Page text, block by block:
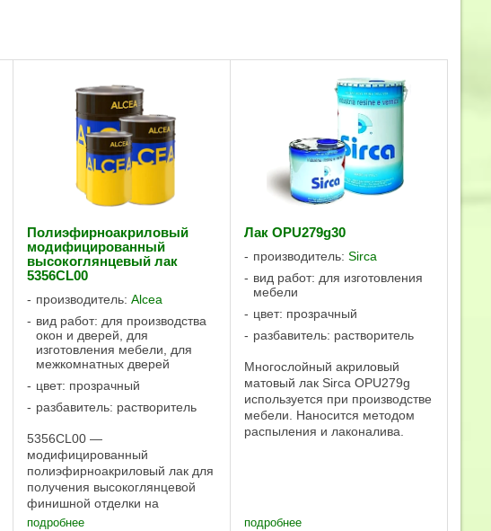
Полиэфирноакриловый
модифицированный
высокоглянцевый лак
5356CL00
производитель: Alcea
вид работ: для производства
окон и дверей, для
изготовления мебели, для
межкомнатных дверей
цвет: прозрачный
разбавитель: растворитель
5356CL00 —
модифицированный
полиэфирноакриловый лак для
получения высокоглянцевой
финишной отделки на
мебельных деталях, фасадах,
подробнее
Лак OPU279g30
производитель: Sirca
вид работ: для изготовления
мебели
цвет: прозрачный
разбавитель: растворитель
Многослойный акриловый
матовый лак Sirca OPU279g
используется при производстве
мебели. Наносится методом
распыления и лаконалива.
подробнее